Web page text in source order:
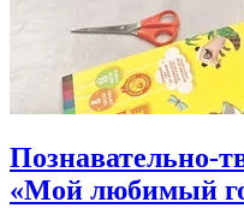
Познавательно-
«Мой любимый